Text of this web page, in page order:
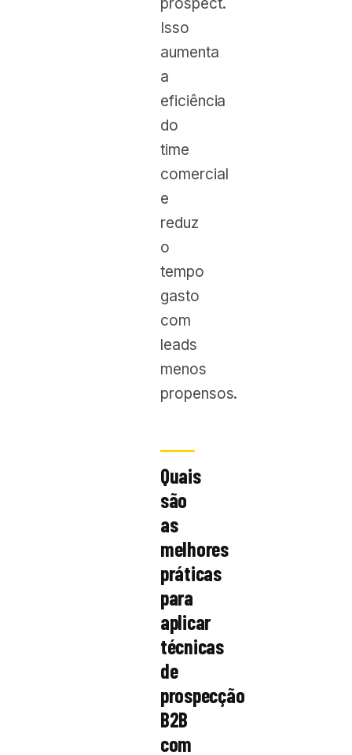
prospect.
Isso
aumenta
a
eficiência
do
time
comercial
e
reduz
o
tempo
gasto
com
leads
menos
propensos.
Quais
são
as
melhores
práticas
para
aplicar
técnicas
de
prospecção
B2B
com